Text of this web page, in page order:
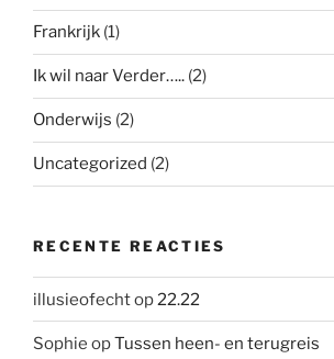
Frankrijk (1)
Ik wil naar Verder….. (2)
Onderwijs (2)
Uncategorized (2)
RECENTE REACTIES
illusieofechtop22.22
Sophie opTussen heen- en terugreis